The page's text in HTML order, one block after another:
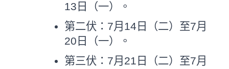
13日（一）。
第二伏：7月14日（二）至7月
20日（一）。
第三伏：7月21日（二）至7月